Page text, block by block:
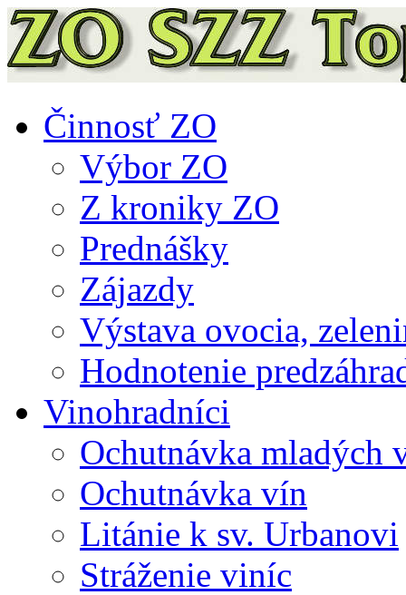
Činnosť ZO
Výbor ZO
Z kroniky ZO
Prednášky
Zájazdy
Výstava ovocia,
Hodnotenie
Vinohradníci
Ochutnávka mladých
Ochutnávka vín
Litánie k sv. Urbanovi
Stráženie viníc